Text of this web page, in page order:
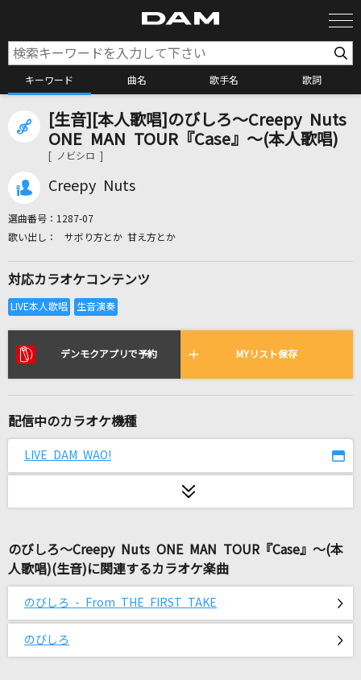
キーワード 曲名 歌手名 歌詞
カラオケ検索
カラオケリクエスト
リアルタイムで歌われている曲の一覧
残酷な天使のテーゼ
スパークル (movie ver.)
RADWIMPS
DREAMS COME TRUE
だれかの心臓になれたなら
ユリイ・カノン
サイレントマジョリティー
欅坂46
[生音][本人歌唱]のびしろ～Creepy Nuts
ONE MAN TOUR『Case』～(本人歌唱)
[ ノビシロ ]
Creepy Nuts
選曲番号： 1287-07
サボり方とか 甘え方とか
対応カラオケコンテンツ
デンモクアプリで予約 MYリスト保存
配信中のカラオケ機種
LIVE DAM WAO!
のびしろ～Creepy Nuts ONE MAN TOUR『Case』～(本
人歌唱)(生音)に関連するカラオケ楽曲
のびしろ - From THE FIRST TAKE
のびしろ